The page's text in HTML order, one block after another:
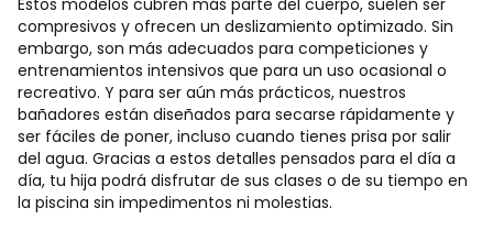
Estos modelos cubren más parte del cuerpo, suelen ser
compresivos y ofrecen un deslizamiento optimizado. Sin
embargo, son más adecuados para competiciones y
entrenamientos intensivos que para un uso ocasional o
recreativo. Y para ser aún más prácticos, nuestros
bañadores están diseñados para secarse rápidamente y
ser fáciles de poner, incluso cuando tienes prisa por salir
del agua. Gracias a estos detalles pensados para el día a
día, tu hija podrá disfrutar de sus clases o de su tiempo en
la piscina sin impedimentos ni molestias.